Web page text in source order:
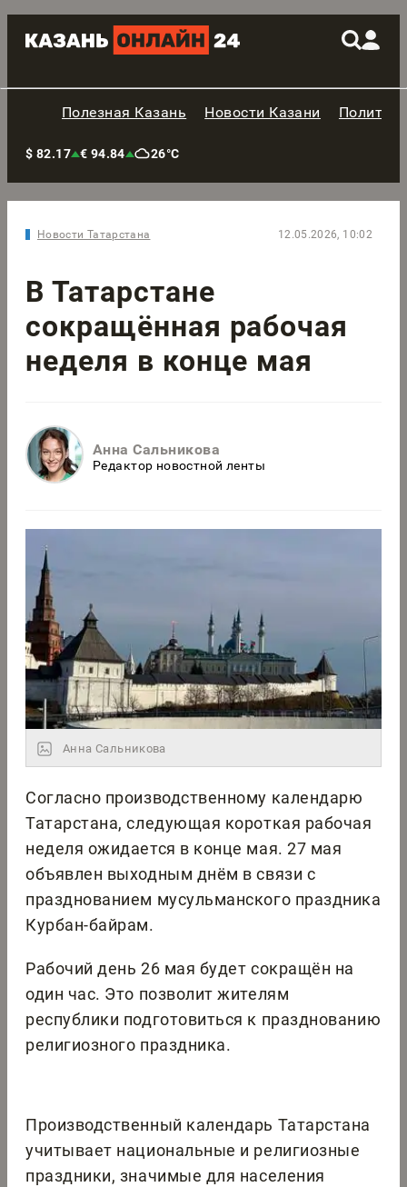
Полезная Казань Новости Казани
$ 82.17 € 94.84 26°C
Новости Татарстана 12.05.2026, 10:02
В Татарстане
сокращённая рабочая
неделя в конце мая
Анна Сальникова
Редактор новостной ленты
Анна Сальникова
Согласно производственному календарю
Татарстана, следующая короткая рабочая
неделя ожидается в конце мая. 27 мая
объявлен выходным днём в связи с
празднованием мусульманского праздника
Курбан-байрам.
Рабочий день 26 мая будет сокращён на
один час. Это позволит жителям
республики подготовиться к празднованию
религиозного праздника.
Производственный календарь Татарстана
учитывает национальные и религиозные
праздники, значимые для населения